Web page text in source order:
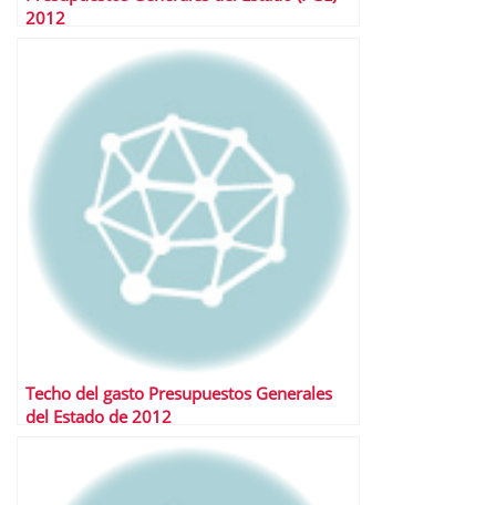
2012
Techo del gasto Presupuestos Generales
del Estado de 2012